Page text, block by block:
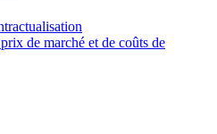
de marché et de coûts de